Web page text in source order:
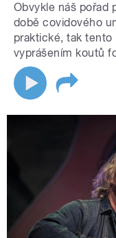
Obvykle náš pořad
době covidového
praktické, tak
vyprášením koutů